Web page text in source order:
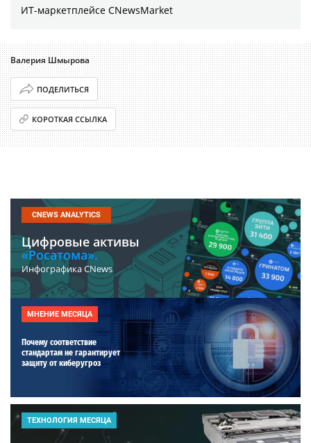
ИТ-маркетплейсе CNewsMarket
Валерия Шмырова
ПОДЕЛИТЬСЯ
КОРОТКАЯ ССЫЛКА
CNEWS ANALYTICS
Цифровые активы
«Росатома».
Инфографика CNews
МНЕНИЕ МЕСЯЦА
Почему соответствие
стандартам не гарантирует
защиту от киберугроз
ТЕХНОЛОГИЯ МЕСЯЦА